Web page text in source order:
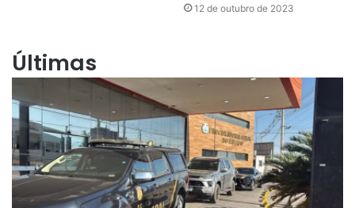
12 de outubro de 2023
Últimas